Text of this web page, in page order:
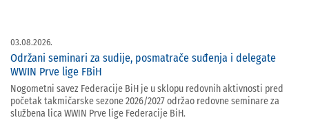
03.08.2026.
Održani seminari za sudije, posmatrače suđenja i delegate
WWIN Prve lige FBiH
Nogometni savez Federacije BiH je u sklopu redovnih aktivnosti pred
početak takmičarske sezone 2026/2027 održao redovne seminare za
službena lica WWIN Prve lige Federacije BiH.